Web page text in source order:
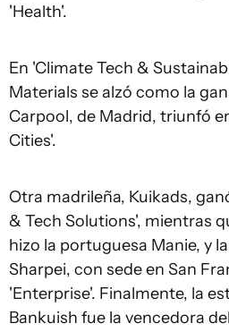
'Health'.
En 'Climate Tech &
Materials se alzó como la
Carpool, de Madrid, triunfó
Cities'.
Otra madrileña, Kuikads,
& Tech Solutions', mientras
hizo la portuguesa Manie, y
Sharpei, con sede en San
'Enterprise'. Finalmente, la
Bankuish fue la vencedora